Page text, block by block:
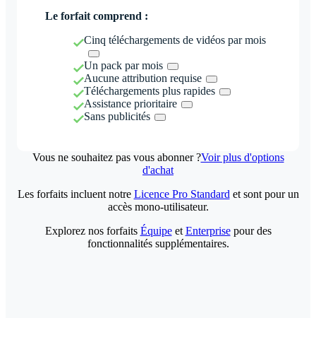
Le forfait comprend :
Cinq téléchargements de vidéos par mois
Un pack par mois
Aucune attribution requise
Téléchargements plus rapides
Assistance prioritaire
Sans publicités
Vous ne souhaitez pas vous abonner ?Voir plus d'options
d'achat
Les forfaits incluent notre Licence Pro Standard et sont pour un
accès mono-utilisateur.
Explorez nos forfaits Équipeet Enterprisepour des
fonctionnalités supplémentaires.